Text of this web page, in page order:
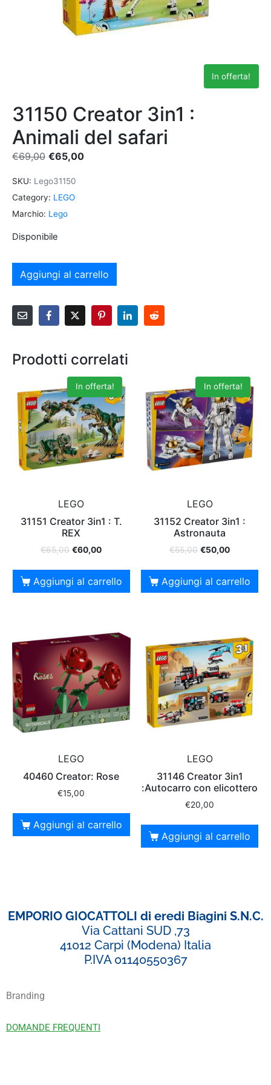
In offerta!
31150 Creator 3in1 :
Animali del safari
€69,00 €65,00
SKU: Lego31150
Category: LEGO
Marchio: Lego
Disponibile
Aggiungi al carrello
Prodotti correlati
In offerta!
LEGO
31151 Creator 3in1 : T.
REX
€65,00 €60,00
Aggiungi al carrello
In offerta!
LEGO
31152 Creator 3in1 :
Astronauta
€55,00 €50,00
Aggiungi al carrello
LEGO
40460 Creator: Rose
€15,00
Aggiungi al carrello
LEGO
31146 Creator 3in1
:Autocarro con elicottero
€20,00
Aggiungi al carrello
EMPORIO GIOCATTOLI di eredi Biagini S.N.C.
Via Cattani SUD ,73
41012 Carpi (Modena) Italia
P.IVA 01140550367
Branding
DOMANDE FREQUENTI